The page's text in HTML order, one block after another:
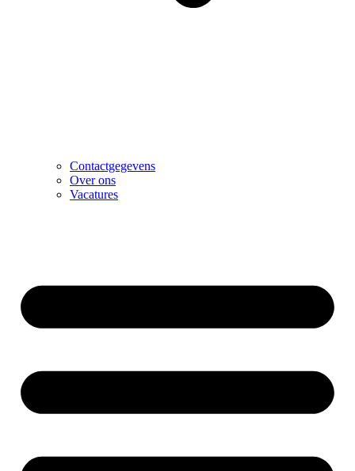
Contactgegevens
Over ons
Vacatures